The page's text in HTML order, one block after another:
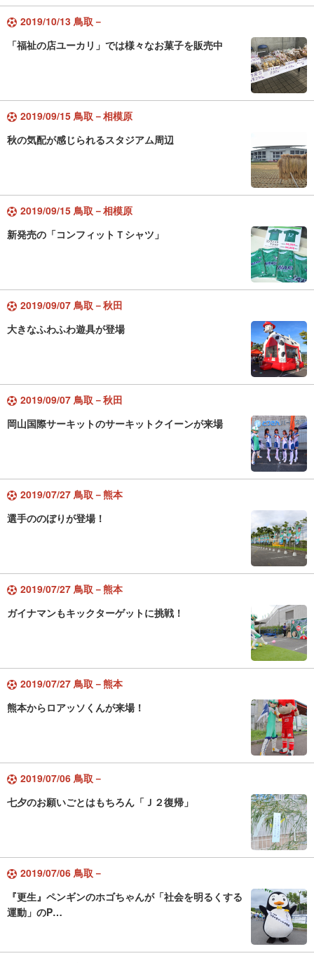
2019/10/13 鳥取－
「福祉の店ユーカリ」では様々なお菓子を販売中
2019/09/15 鳥取－相模原
秋の気配が感じられるスタジアム周辺
2019/09/15 鳥取－相模原
新発売の「コンフィットＴシャツ」
2019/09/07 鳥取－秋田
大きなふわふわ遊具が登場
2019/09/07 鳥取－秋田
岡山国際サーキットのサーキットクイーンが来場
2019/07/27 鳥取－熊本
選手ののぼりが登場！
2019/07/27 鳥取－熊本
ガイナマンもキックターゲットに挑戦！
2019/07/27 鳥取－熊本
熊本からロアッソくんが来場！
2019/07/06 鳥取－
七夕のお願いごとはもちろん「Ｊ２復帰」
2019/07/06 鳥取－
『更生』ペンギンのホゴちゃんが「社会を明るくする
運動」のP…